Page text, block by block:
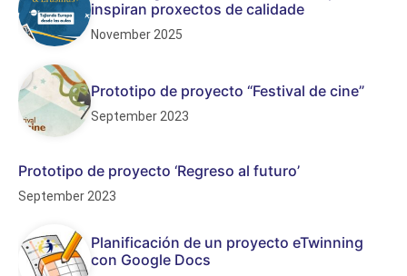
inspiran proxectos de calidade
November 2025
Prototipo de proyecto “Festival de cine”
September 2023
Prototipo de proyecto ‘Regreso al futuro’
September 2023
Planificación de un proyecto eTwinning
con Google Docs